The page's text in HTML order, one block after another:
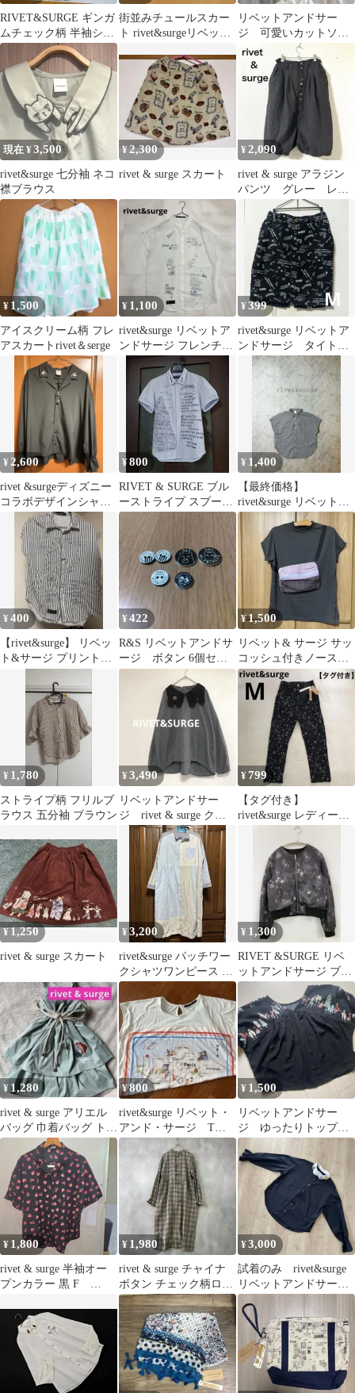
RIVET&SURGE ギンガ
ムチェック柄 半袖シャ
ツ F
街並みチュールスカー
ト rivet&surgeリベット
リベットアンドサー
ジ 可愛いカットソ
ー ネイビー Fsize
現在 ¥3,500
rivet&surge 七分袖 ネコ
襟ブラウス
¥2,300
rivet & surge スカート
¥2,090
rivet & surge アラジン
パンツ グレー レデ
ィース 異素材ボタン
¥ 1,500
アイスクリーム柄 フレ
アスカートrivet＆serge
¥ 1,100
rivet&surge リベットア
ンドサージ フレンチス
リーブ シアーシャツ
¥399
rivet&surge リベットア
ンドサージ タイトス
カート 膝丈 Mサイ
¥ 2,600
rivet &surgeディズニー
コラボデザインシャツ
フリーサイズ
¥800
RIVET & SURGE ブル
ーストライプ スプーン
フォーク柄 シャツブラ
¥ 1,400
【最終価格】
rivet&surge リベット&
サージ ビジューボタ
ン シャツ
¥400
【rivet&surge】 リベッ
ト&サージ プリントシ
¥422
R&S リベットアンドサ
ージ ボタン 6個セッ
ト
¥1,500
リベット& サージ サッ
コッシュ付きノースリ
ーブカットソー
¥ 1,780
ストライプ柄 フリルブ
ラウス 五分袖 ブラウン
¥3,490
リベットアンドサー
ジ rivet & surge クマ
襟トップス グレー F
¥799
【タグ付き】
rivet&surge レディー
ス パンツ ハイウエ
スト 総柄
¥1,250
rivet & surge スカート
¥3,200
rivet&surge パッチワー
クシャツワンピース ブ
ルー系 FREE
¥ 1,300
RIVET &SURGE リベ
ットアンドサージ ブル
ゾン M ブラック 無地
その他総柄 ショート丈
フードなし ジップアッ
プ レディース
¥ 1,280
rivet & surge アリエル
バッグ 巾着バッグ トー
トバッグ 巾着
¥800
rivet&surge リベット・
アンド・サージ Tシ
ャツMサイズ
¥ 1,500
リベットアンドサー
ジ ゆったりトップ
ス 早い者勝ち
¥ 1,800
rivet & surge 半袖オー
プンカラー 黒 F
¥ 1,980
rivet & surge チャイナ
ボタン チェック柄ロン
グワンピース F
¥3,000
試着のみ rivet&surge
リベットアンドサー
ジ ブラウス 黒